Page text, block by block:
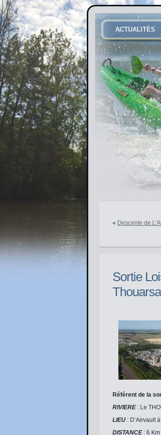
ACTUALITÉS
« Descente de
Sortie
Référent de la
RIVIERE : Le
LIEU : D’Airvault
DISTANCE: 6 Km